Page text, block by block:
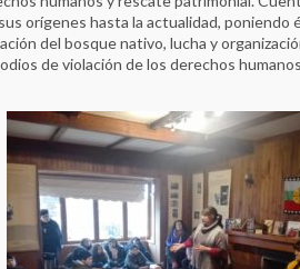
orígenes hasta la actualidad, poniendo
del bosque nativo, lucha y
de violación de los derechos